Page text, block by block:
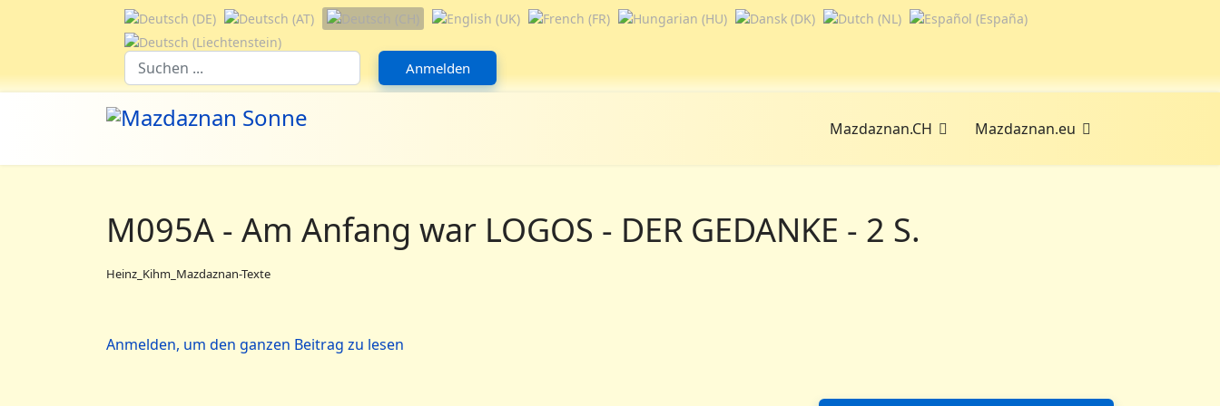
Sprache auswählen
Suchfeld
Anmelden
Mazdaznan.CH Mazdaznan.eu
M095A - Am Anfang war LOGOS - DER GEDANKE - 2 S.
Heinz_Kihm_Mazdaznan-Texte
Anmelden, um den ganzen Beitrag zu lesen